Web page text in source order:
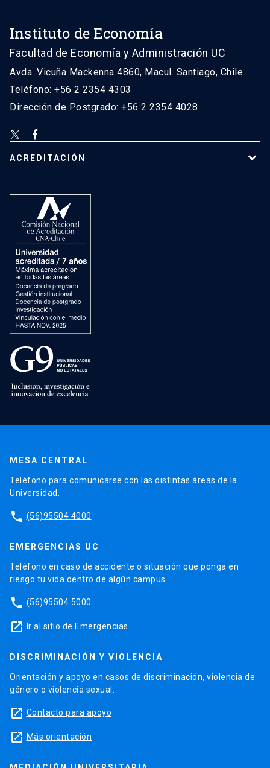
Instituto de Economía
Facultad de Economía y Administración UC
Avda. Vicuña Mackenna 4860, Macul. Santiago, Chile
Teléfono: +56 2 2354 4303
Dirección de Postgrado: +56 2 2354 4028
ACREDITACIÓN
MESA CENTRAL
Teléfono para comunicarse con las distintas áreas de la
Universidad.
phone (56)95504 4000
EMERGENCIAS UC
Teléfono en caso de accidente o situación que ponga en
riesgo tu vida dentro de algún campus.
phone (56)95504 5000
launch Ir al sitio de Emergencias
DISCRIMINACIÓN Y VIOLENCIA
Orientación y apoyo en casos de discriminación, violencia de
género o violencia sexual.
launch Contacto para apoyo
launch Más orientación